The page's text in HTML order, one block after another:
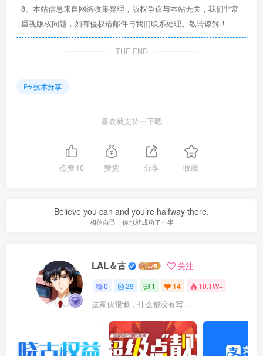
8、本站信息来自网络收集整理，版权争议与本站无关，我们非常
重视版权问题，如有侵权请邮件与我们联系处理。敬请谅解！
THE END
技术分享
喜欢就支持一下吧
点赞10 赞赏 分享 收藏
Believe you can and you’re halfway there.
相信自己，你也就成功了一半
LAL＆古 关注
0 29 1 14 10.1W+
这家伙很懒，什么都没有写...